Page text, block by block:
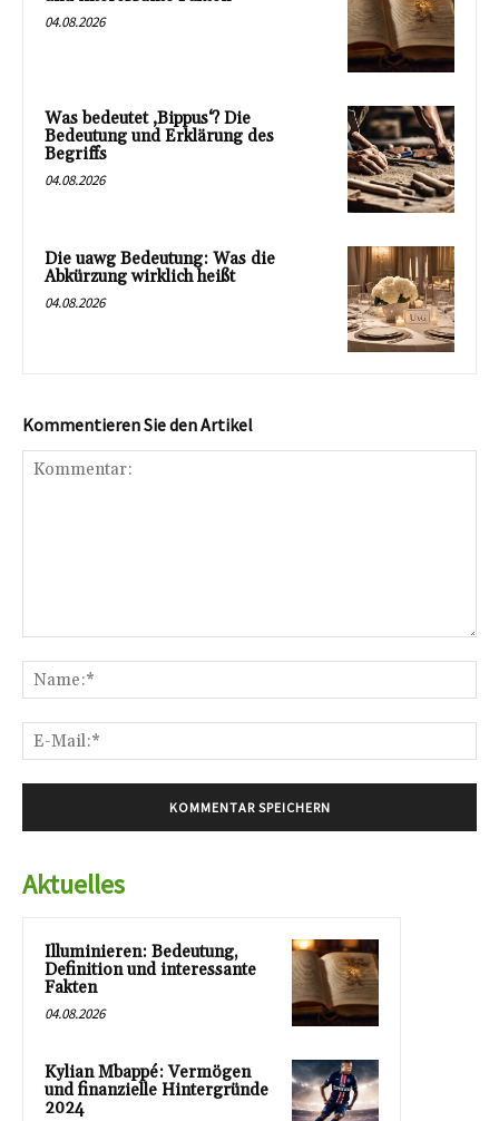
04.08.2026
Was bedeutet ‚Bippus‘? Die
Bedeutung und Erklärung des
Begriffs
04.08.2026
Die uawg Bedeutung: Was die
Abkürzung wirklich heißt
04.08.2026
Kommentieren Sie den Artikel
Aktuelles
Illuminieren: Bedeutung,
Definition und interessante
Fakten
04.08.2026
Kylian Mbappé: Vermögen
und finanzielle Hintergründe
2024